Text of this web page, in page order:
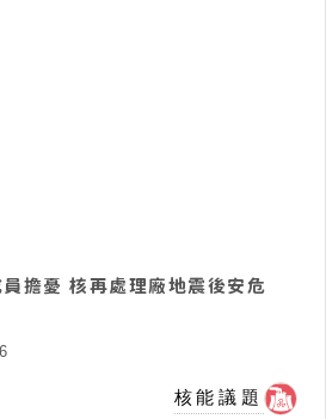
擔憂 核再處理廠地震後安危
核能議題